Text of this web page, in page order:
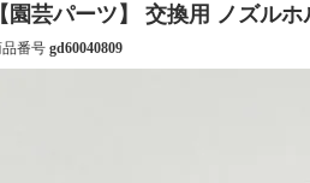
【園芸パーツ】 交換用 ノズル
番号 gd60040809